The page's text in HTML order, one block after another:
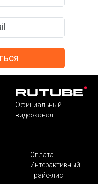
Официальный
видеоканал
Оплата
Интерактивный
прайс-лист